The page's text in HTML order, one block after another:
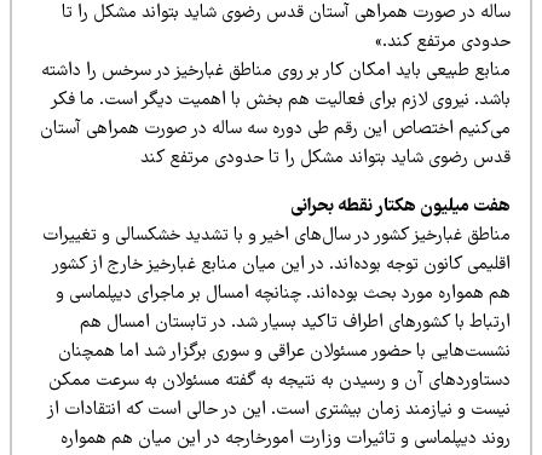
در صورت همراهی آستان قدس رضوی شاید بتواند مشکل را تا
مرتفع کند.»
طبیعی باید امکان کار بر روی مناطق غبارخیز در سرخس را داشته
نیروی لازم برای فعالیت هم بخش با اهمیت دیگر است. ما فکر
اختصاص این رقم طی دوره‌ سه ساله در صورت همراهی آستان
رضوی شاید بتواند مشکل را تا حدودی مرتفع کند
میلیون هکتار نقطه بحرانی
غبارخیز کشور در سال‌های اخیر و با تشدید خشکسالی و تغییرات
کانون توجه بوده‌اند. در این میان منابع غبارخیز خارج از کشور
همواره مورد بحث بوده‌اند. چنانچه امسال بر ماجرای دیپلماسی و
با کشورهای اطراف تاکید بسیار شد. در تابستان امسال هم
با حضور مسئولان عراقی و سوری برگزار شد اما همچنان
آن و رسیدن به نتیجه به گفته مسئولان به سرعت ممکن
و نیازمند زمان بیشتری است. این در حالی است که انتقادات از
دیپلماسی و تاثیرات وزارت امورخارجه در این میان هم همواره